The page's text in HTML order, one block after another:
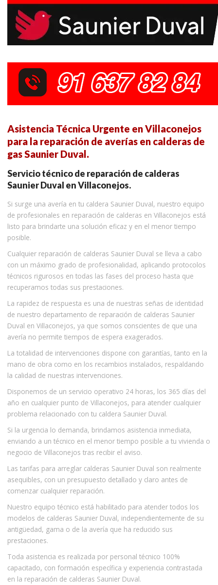
Asistencia Técnica Urgente en Villaconejos
para la reparación de averías en calderas de
gas Saunier Duval.
Servicio técnico de reparación de calderas
Saunier Duval en Villaconejos.
Si surge una avería en tu caldera Saunier Duval, nuestro equipo
de profesionales en reparación de calderas en Villaconejos está
listo para brindarte una solución eficaz y en el menor tiempo
posible.
Cualquier reparación de calderas Saunier Duval se lleva a cabo
con un máximo grado de profesionalidad, aplicando protocolos
técnicos rigurosos en todas las fases del proceso hasta que
recuperamos todas sus prestaciones.
La rapidez de respuesta es una de nuestras señas de identidad
de nuestro departamento de reparación de calderas Saunier
Duval en Villaconejos, ya que somos conscientes de que una
avería no permite tiempos de espera exagerados.
La totalidad de intervenciones dispone con garantías, tanto en la
mano de obra como en los recambios instalados, respaldando
la calidad de nuestras intervenciones.
Disponemos de un servicio operativo 24 horas, los 365 días del
año en cualquier punto de Villaconejos, para atender cualquier
problema relacionado con tu caldera Saunier Duval.
Si la urgencia lo demanda, brindamos asistencia inmediata,
enviando a un técnico en el menor tiempo posible a tu vivienda o
negocio de Villaconejos tras recibir el aviso.
Las tarifas para arreglar calderas Saunier Duval son realmente
asequibles, con un presupuesto detallado y claro antes de
comenzar cualquier reparación.
Nuestro equipo técnico está habilitado para atender todos los
modelos de calderas Saunier Duval, independientemente de su
antigüedad, gama o de la avería que ha reducido sus
prestaciones.
Toda asistencia es realizada por personal técnico 100%
capacitado, con formación específica y experiencia contrastada
en la reparación de calderas Saunier Duval.